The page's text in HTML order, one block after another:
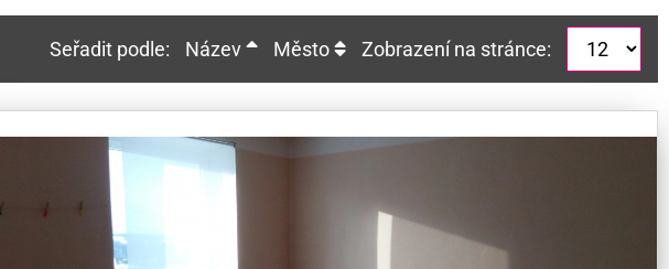
Seřadit podle: Název Město Zobrazení na stránce: